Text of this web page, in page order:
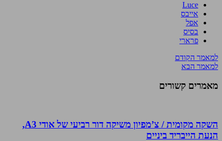
Luce
אייבס
אפל
בסיס
פרארי
למאמר הקודם
למאמר הבא
מאמרים קשורים
השקה מקומית / צ’מפיון משיקה דור רביעי של אודי A3,
הנעת הייבריד ביניים